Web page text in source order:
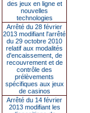
des jeux en ligne et
nouvelles
technologies
Arrêté du 28 février
2013 modifiant l'arrêté
du 29 octobre 2010
relatif aux modalités
d'encaissement, de
recouvrement et de
contrôle des
prélèvements
spécifiques aux jeux
de casinos
Arrêté du 14 février
2013 modifiant les